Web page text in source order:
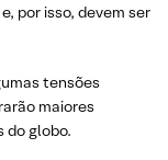
por isso, devem ser
tensões
maiores
do globo.